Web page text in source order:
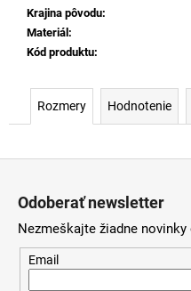
Krajina pôvodu:
Materiál:
Kód produktu:
Rozmery Hodnotenie
Odoberať newsletter
Nezmeškajte žiadne novinky
Email